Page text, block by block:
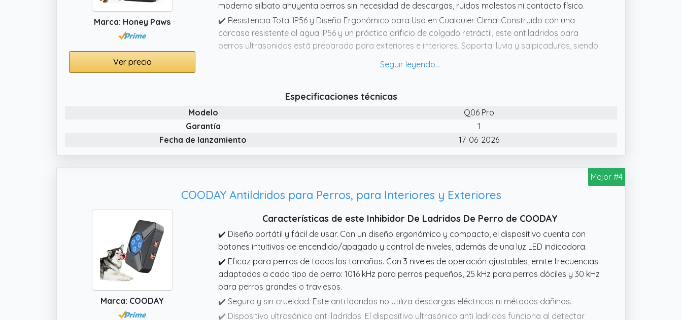
Marca: Honey Paws
Ver precio
moderno silbato ahuyenta perros sin necesidad de descargas, ruidos molestos ni contacto físico.
✔️ Resistencia Total IP56 y Diseño Ergonómico para Uso en Cualquier Clima: Construido con una
carcasa resistente al agua IP56 y un práctico orificio de colgado retráctil, este antiladridos para
perros ultrasonidos está preparado para exteriores e interiores. Soporta lluvia y salpicaduras, siendo
un repelente perros fiable para jardín, terraza, entrada o pasillo.
drásticamente los ángulos ciegos y mostrando una eficacia notable incluso en perros de ladrido
persistente. Este ahuyentador de perros ultrasonidos funciona excepcionalmente como antiladridos
para perros tanto en patios abiertos como en pasillos interiores, proporcionando un control de
comportamiento constante y sin barreras físicas.
ultrasonidos para perros al instante sin intervención manual. Es el ahuyentador perros definitivo con
filosofía "instalar y olvidar"; no requiere configuraciones complejas y su pantalla e interfaz intuitiva
permiten que cualquier usuario, incluso personas mayores, disfrute de una experiencia sencilla desde
el primer momento.
✔️ Batería Recargable de Larga Autonomía – Hasta 60 Días con Carga USBC: Olvídese de los gastos y
residuos de las pilas desechables. Este dispositivo antiladridos para perros integra una batería de
gran capacidad totalmente recargable vía TypeC, ofreciendo hasta 60 días de uso con una sola
carga completa.
Especificaciones técnicas
Modelo
Q06 Pro
Garantía
1
Fecha de lanzamiento
17-06-2026
Mejor #4
COODAY Antildridos para Perros, para Interiores y Exteriores
Marca: COODAY
Características de este Inhibidor De Ladridos De Perro de COODAY
✔️ Diseño portátil y fácil de usar. Con un diseño ergonómico y compacto, el dispositivo cuenta con
botones intuitivos de encendido/apagado y control de niveles, además de una luz LED indicadora.
✔️ Eficaz para perros de todos los tamaños. Con 3 niveles de operación ajustables, emite frecuencias
adaptadas a cada tipo de perro: 1016 kHz para perros pequeños, 25 kHz para perros dóciles y 30 kHz
para perros grandes o traviesos.
✔️ Seguro y sin crueldad. Este anti ladridos no utiliza descargas eléctricas ni métodos dañinos.
✔️ Dispositivo ultrasónico anti ladridos. El dispositivo ultrasónico anti ladridos funciona al detectar